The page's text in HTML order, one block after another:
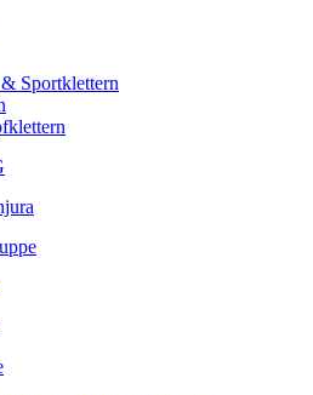
Sportklettern